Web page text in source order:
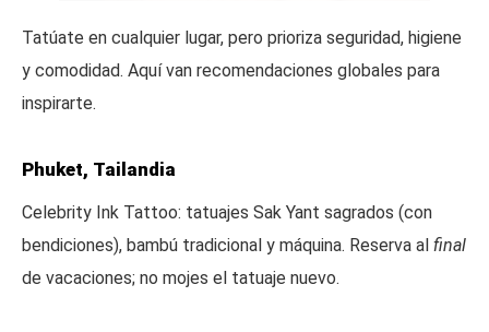
Tatúate en cualquier lugar, pero prioriza seguridad, higiene
y comodidad. Aquí van recomendaciones globales para
inspirarte.
Phuket, Tailandia
Celebrity Ink Tattoo: tatuajes Sak Yant sagrados (con
bendiciones), bambú tradicional y máquina. Reserva al final
de vacaciones; no mojes el tatuaje nuevo.